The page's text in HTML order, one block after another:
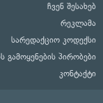
ჩვენ შესახებ
რეკლამა
სარედაქციო კოდექსი
გამოყენების პირობები
კონტაქტი